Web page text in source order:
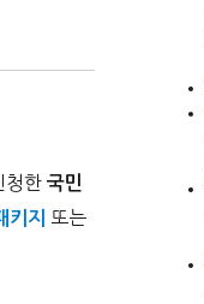
청한 국민
키지 또는